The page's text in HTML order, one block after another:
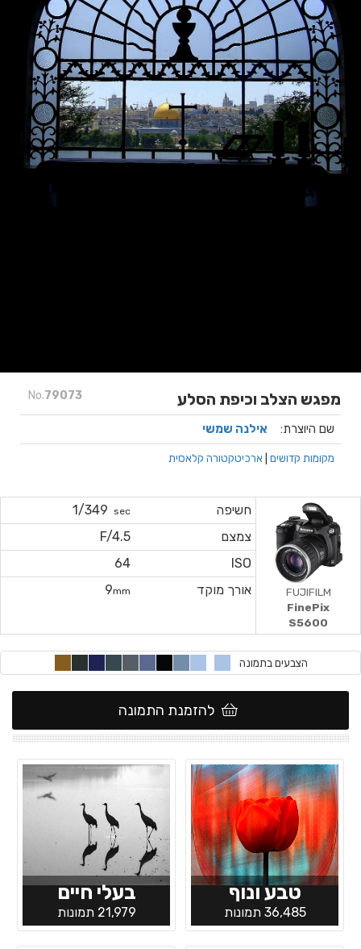
No.79073 מפגש הצלב וכיפת הסלע
שם היוצרת: אילנה שמשי
מקומות קדושים ארכיטקטורה קלאסית
חשיפה sec
1/349
צמצם
F/4.5
ISO
64
אורך מוקד
9mm
FUJIFILM
FinePix
S5600
הצבעים בתמונה
להזמנת התמונה
טבע ונוף
36,485 תמונות
בעלי חיים
21,979 תמונות